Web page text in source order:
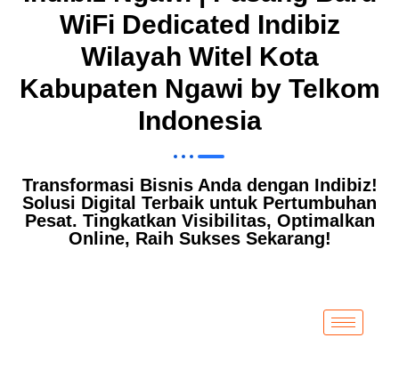
WiFi Dedicated Indibiz
Wilayah Witel Kota
Kabupaten Ngawi by Telkom
Indonesia
Transformasi Bisnis Anda dengan Indibiz!
Solusi Digital Terbaik untuk Pertumbuhan
Pesat. Tingkatkan Visibilitas, Optimalkan
Online, Raih Sukses Sekarang!